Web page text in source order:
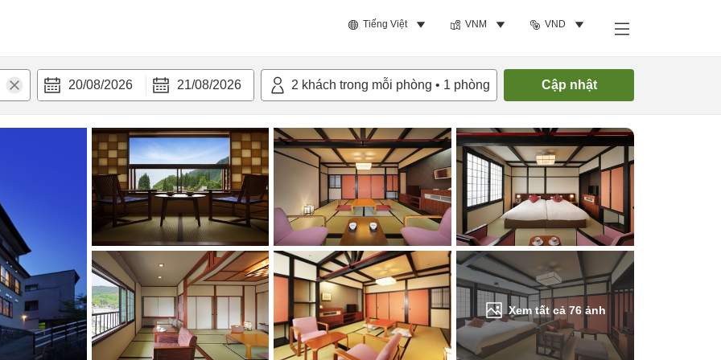
Tiếng Việt VNM VND
20/08/2026 21/08/2026 2 khách trong mỗi phòng • 1 phòng Cập nhật
Xem tất cả76 ảnh
nghi Tìm phòng trống